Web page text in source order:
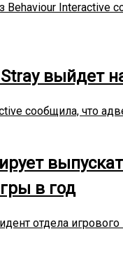
Behaviour Interactive
выйдет
сообщила, что
в год
отдела игрового